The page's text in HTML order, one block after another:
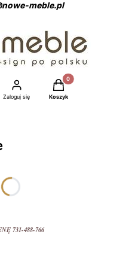
meble.pl
Zaloguj się
Produkty w koszyku:
Koszyk
731-488-766